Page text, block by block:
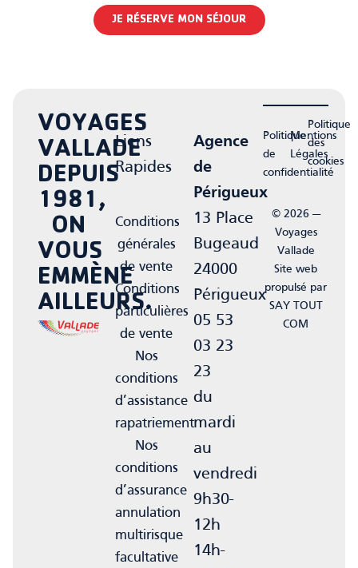
JE RÉSERVE MON SÉJOUR
VOYAGES
VALLADE
DEPUIS
1981,
ON
VOUS
EMMÈNE
AILLEURS.
Liens
Rapides
Conditions
générales
de vente
Conditions
particulières
de vente
Nos
conditions
d’assistance
rapatriement
Nos
conditions
d’assurance
annulation
multirisque
facultative
Agence
de
Périgueux
13 Place
Bugeaud
24000
Périgueux
05 53
03 23
23
du
mardi
au
vendredi
9h30-
12h
14h-
Politique
de
confidentialité
Mentions
Légales
Politique
des
cookies
© 2026 —
Voyages
Vallade
Site web
propulsé par
SAY TOUT
COM